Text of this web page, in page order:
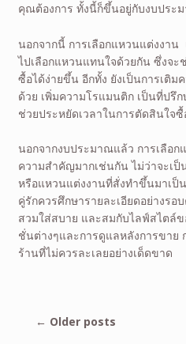
คุณต้องการ ทั้งนี้ก็ขึ้นอยู่กับงบประ
นอกจากนี้ การเลือกแหวนแต่งงา
ไปเลือกแหวนแทนใจด้วยกัน ซึ่งจะ
ซื้อได้ง่ายขึ้น อีกทั้ง ยังเป็นการเติ
ด้วย เพิ่มความโรแมนติก เป็นที่ปรึ
ช่วยประหยัดเวลาในการตัดสินใจ
นอกจากงบประมาณแล้ว การเลือ
ความสำคัญมากเช่นกัน ไม่ว่าจะเป็
หรือแหวนแต่งงานที่สั่งทำขึ้นมาเป็
คู่รักควรศึกษารายละเอียดอย่างรอ
สวมใส่สบาย และสมกับไลฟ์สไตล์ข
ชั่นต่างๆและการดูแลหลังการขาย
ร้านที่ไม่ควรละเลยอย่างเด็ดขาด
← Older posts